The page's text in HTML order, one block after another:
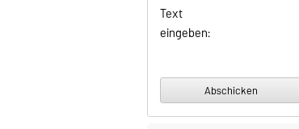
Text
eingeben: